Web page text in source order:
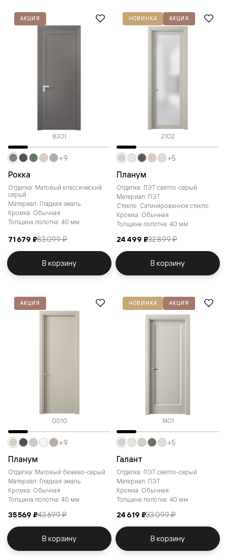
АКЦИЯ
8301
Рокка
Отделка: Матовый классический
серый
Материал: Гладкая эмаль
Кромка: Обычная
Толщина полотна: 40 мм
71 679 ₽83 099 ₽
+9
В корзину
НОВИНКА АКЦИЯ
2102
Планум
Отделка: ПЭТ светло-серый
Материал: ПЭТ
Стекло: Сатинированное стекло
Кромка: Обычная
Толщина полотна: 40 мм
24 499 ₽32 899 ₽
+5
В корзину
АКЦИЯ
0010
Планум
Отделка: Матовый бежево-серый
Материал: Гладкая эмаль
Кромка: Обычная
Толщина полотна: 40 мм
35 569 ₽43 699 ₽
+9
В корзину
НОВИНКА АКЦИЯ
1401
Галант
Отделка: ПЭТ светло-серый
Материал: ПЭТ
Кромка: Обычная
Толщина полотна: 40 мм
24 619 ₽33 099 ₽
+5
В корзину